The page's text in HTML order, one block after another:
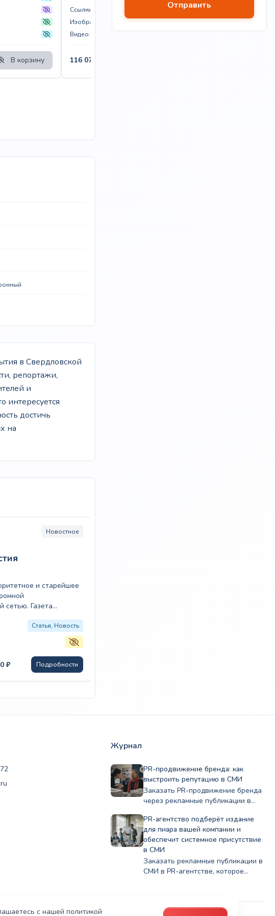
В корзину
Ссылки:
Изображения:
Видео:
116 075
в Свердловской
репортажи,
и
интересуется
достичь
на
Новостное
и старейшее
сетью. Газета
Статья, Новость
₽Диапазон
409
732
Подробности
Журнал
PR-продвижение бренда: как
выстроить репутацию в СМИ
Заказать PR-продвижение бренда
через рекламные публикации в
издания по нише и бюджету,
стройте репутацию Полный цикл в
PRslon.
PR-агентство подберёт издание
для пиара вашей компании и
обеспечит системное присутствие
в СМИ
Заказать рекламные публикации в
СМИ в PR-агентстве, которое
отраслевых СМИ под задачи
бизнеса.
с нашей политикой